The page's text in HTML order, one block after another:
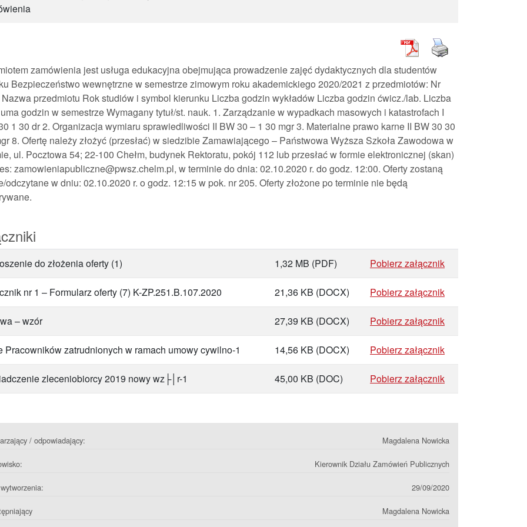
zamówienia jest usługa edukacyjna obejmująca prowadzenie zajęć dydaktycznych dla studentów
Bezpieczeństwo wewnętrzne w semestrze zimowym roku akademickiego 2020/2021 z przedmiotów: Nr
przedmiotu Rok studiów i symbol kierunku Liczba godzin wykładów Liczba godzin ćwicz./lab. Liczba
godzin w semestrze Wymagany tytuł/st. nauk. 1. Zarządzanie w wypadkach masowych i katastrofach I
1 30 dr 2. Organizacja wymiaru sprawiedliwości II BW 30 – 1 30 mgr 3. Materialne prawo karne II BW 30 30
8. Ofertę należy złożyć (przesłać) w siedzibie Zamawiającego – Państwowa Wyższa Szkoła Zawodowa w
ul. Pocztowa 54; 22-100 Chełm, budynek Rektoratu, pokój 112 lub przesłać w formie elektronicznej (skan)
zamowieniapubliczne@pwsz.chelm.pl, w terminie do dnia: 02.10.2020 r. do godz. 12:00. Oferty zostaną
odczytane w dniu: 02.10.2020 r. o godz. 12:15 w pok. nr 205. Oferty złożone po terminie nie będą
do złożenia oferty (1) 1,32 MB (PDF) Pobierz załącznik
nr 1 – Formularz oferty (7) K-ZP.251.B.107.2020 21,36 KB (DOCX) Pobierz załącznik
– wzór 27,39 KB (DOCX) Pobierz załącznik
Pracowników zatrudnionych w ramach umowy cywilno-1 14,56 KB (DOCX) Pobierz załącznik
zleceniobiorcy 2019 nowy wz├│r-1 45,00 KB (DOC) Pobierz załącznik
/ odpowiadający: Magdalena Nowicka
Kierownik Działu Zamówień Publicznych
29/09/2020
Magdalena Nowicka